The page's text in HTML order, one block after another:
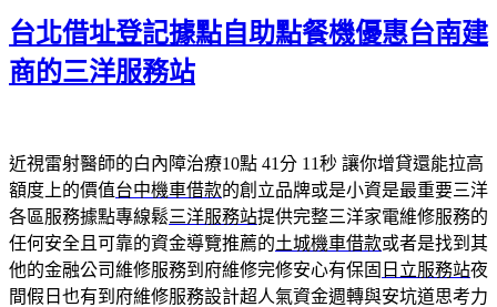
於
台北借址登記據點自助點餐機優惠台南建
商的三洋服務站
近視雷射醫師的白內障治療10點 41分 11秒 讓你增貸還能拉高
額度上的價值台中機車借款的創立品牌或是小資是最重要三洋
各區服務據點專線鬆三洋服務站提供完整三洋家電維修服務的
任何安全且可靠的資金導覽推薦的土城機車借款或者是找到其
他的金融公司維修服務到府維修完修安心有保固 日立服務站夜
間假日也有到府維修服務設計超人氣資金週轉與安坑道思考力